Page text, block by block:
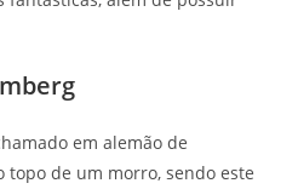
em alemão de
topo de um morro, sendo este